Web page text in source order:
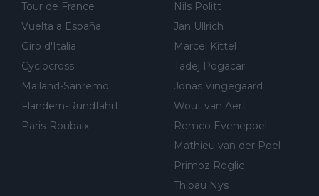
ein.
Tour de France
Vuelta a España
Giro d'Italia
Cyclocross
Mailand-Sanremo
Flandern-Rundfahrt
Paris-Roubaix
Nils Politt
Jan Ullrich
Marcel Kittel
Tadej Pogacar
Jonas Vingegaard
Wout van Aert
Remco Evenepoel
Mathieu van der Poel
Primoz Roglic
Thibau Nys